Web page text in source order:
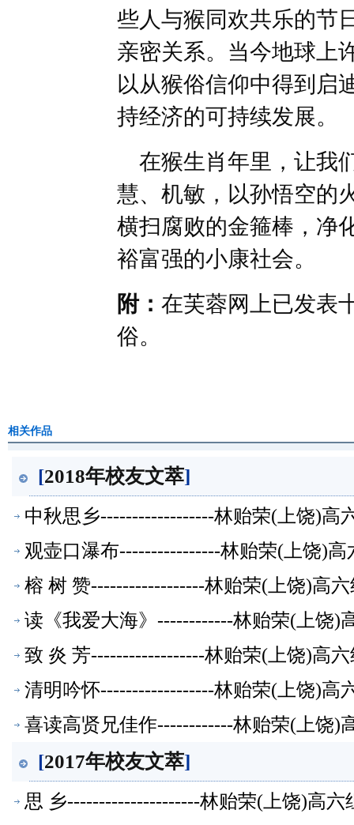
些人与猴同欢共乐的节
亲密关系。当今地球上
以从猴俗信仰中得到启
持经济的可持续发展。
在猴生肖年里，让我
慧、机敏，以孙悟空的
横扫腐败的金箍棒，净
裕富强的小康社会。
附： 在芙蓉网上已发表
俗。
相关作品
[2018年校友文萃]
中秋思乡------------------林贻荣(上饶)高
观壶口瀑布----------------林贻荣(上饶)高
榕 树 赞------------------林贻荣(上饶)高
读《我爱大海》------------林贻荣(上饶)
致 炎 芳------------------林贻荣(上饶)高
清明吟怀------------------林贻荣(上饶)高
喜读高贤兄佳作------------林贻荣(上饶)
[2017年校友文萃]
思 乡---------------------林贻荣(上饶)高六